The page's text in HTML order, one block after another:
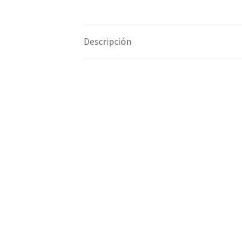
Descripción